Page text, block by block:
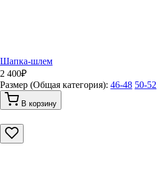
Шапка-шлем
2 400₽
Размер (Общая категория): 46-48 50-52
В корзину